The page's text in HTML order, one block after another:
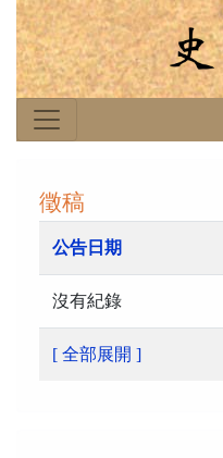
徵稿
公告日期
沒有紀錄
[ 全部展開 ]